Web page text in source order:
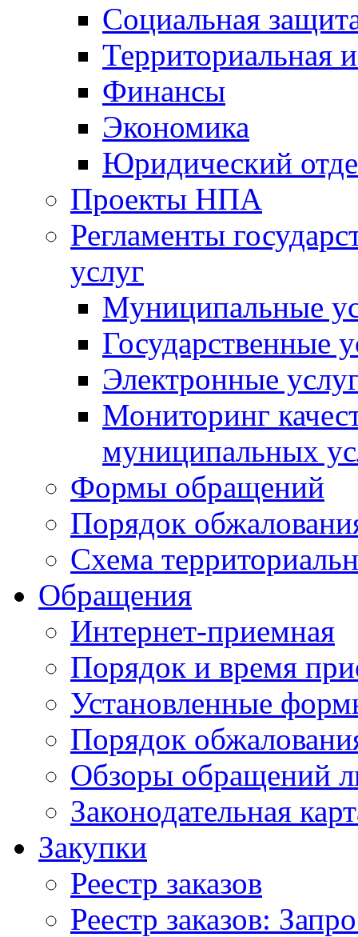
Социальная
Территориальная
Финансы
Экономика
Юридический
Проекты НПА
Регламенты
услуг
Муниципальные
Государственные
Электронные
Мониторинг
муниципальных
Формы обращений
Порядок
Схема
Обращения
Интернет-приемная
Порядок и время
Установленные
Порядок
Обзоры обращений
Законодательная
Закупки
Реестр заказов
Реестр заказов: